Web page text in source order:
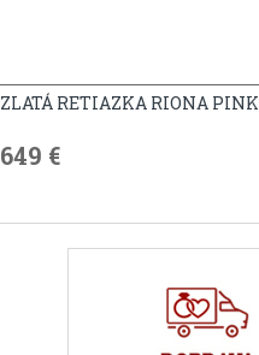
ZLATÁ RETIAZKA RIONA PINK
649 €